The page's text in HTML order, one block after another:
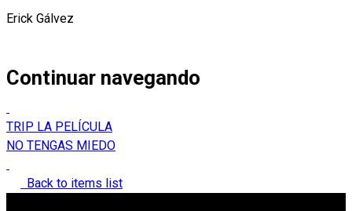
Erick Gálvez
Continuar navegando
TRIP LA PELÍCULA
NO TENGAS MIEDO
Back to items list